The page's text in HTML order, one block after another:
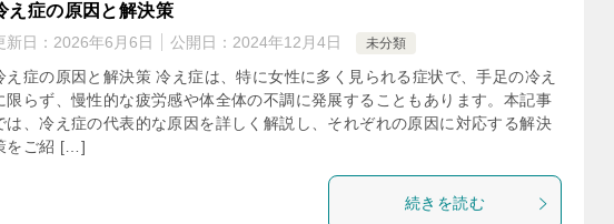
え症の原因と解決策
新日： 2026年6月6日 公開日： 2024年12月4日 未分類
え症の原因と解決策 冷え症は、特に女性に多く見られる症状で、手足の冷え
限らず、慢性的な疲労感や体全体の不調に発展することもあります。本記事
は、冷え症の代表的な原因を詳しく解説し、それぞれの原因に対応する解決
をご紹 […]
続きを読む